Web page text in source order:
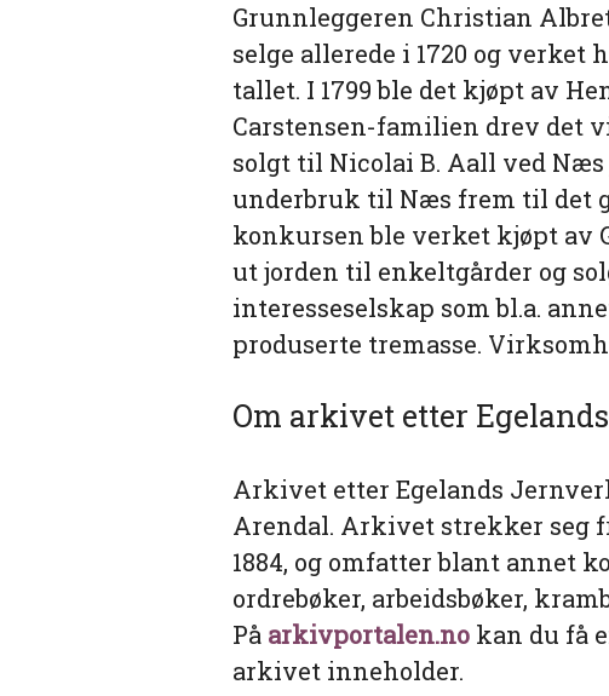
Grunnleggeren Christian
selge allerede i 1720 og verket
tallet. I 1799 ble det kjøpt av
Carstensen-familien drev det
solgt til Nicolai B. Aall ved
underbruk til Næs frem til det
konkursen ble verket kjøpt av
ut jorden til enkeltgårder og
interesseselskap som bl.a.
produserte tremasse.
Om arkivet etter
Arkivet etter Egelands
Arendal. Arkivet strekker seg
1884, og omfatter blant annet
ordrebøker, arbeidsbøker,
På arkivportalen.no kan du få
arkivet inneholder.